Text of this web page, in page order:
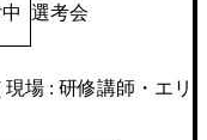
選考会
現場 : 研修講師・エリ